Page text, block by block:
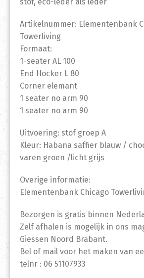
Artikelnummer: Elementenbank
Towerliving
Formaat:
1-seater AL 100
End Hocker L 80
Corner elemant
1 seater no arm 90
1 seater no arm 90
Uitvoering: stof groep A
Kleur: Habana saffier blauw /
varen groen /licht grijs
Overige informatie:
Elementenbank Chicago
Bezorgen is gratis binnen
Zelf afhalen is mogelijk in ons
Giessen Noord Brabant.
Bel of mail voor het maken van
telnr : 06 51107933